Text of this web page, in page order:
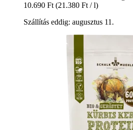
10.690 Ft (21.380 Ft / l)
Szállítás eddig: augusztus 11.